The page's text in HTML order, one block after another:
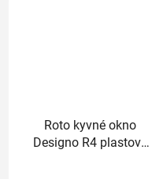
Roto kyvné okno
Designo R4 plastové